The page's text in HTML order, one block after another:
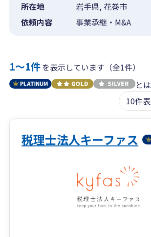
所在地
岩手県, 花巻市
依頼内容
事業承継・M&A
1〜1件を表示しています（全1件）
とは
税理士法人キーファス